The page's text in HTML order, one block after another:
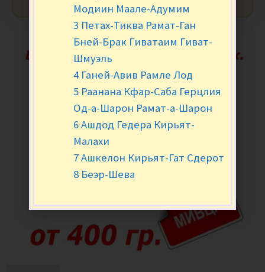
Модиин Маале-Адумим
3 Петах-Тиква Рамат-Ган
Бней-Брак Гиватаим Гиват-
Шмуэль
4 Ганей-Авив Рамле Лод
5 Раанана Кфар-Саба Герцлия
Од-а-Шарон Рамат-а-Шарон
6 Ашдод Гедера Кирьят-
Малахи
7 Ашкелон Кирьят-Гат Сдерот
8 Беэр-Шева